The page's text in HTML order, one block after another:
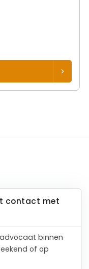
contact met
binnen
of op